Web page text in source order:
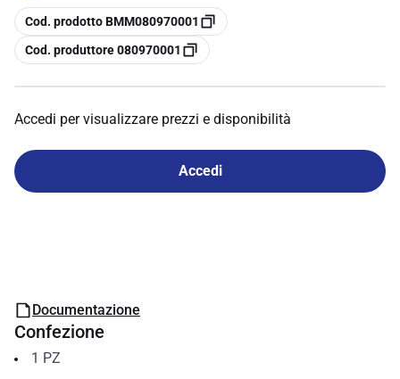
copia
Cod. prodotto BMM080970001
copia
Cod. produttore 080970001
Accedi per visualizzare prezzi e disponibilità
Accedi
Documentazione
Confezione
1 PZ